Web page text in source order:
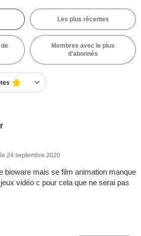
Les plus récentes
Membres avec le plus
d'abonnés
24 septembre 2020
bioware mais se film animation manque
vidéo c pour cela que ne serai pas